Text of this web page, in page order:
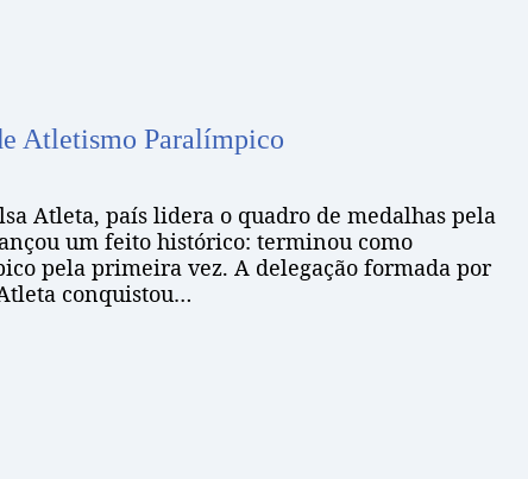
Atletismo Paralímpico
Atleta, país lidera o quadro de medalhas pela
um feito histórico: terminou como
pela primeira vez. A delegação formada por
conquistou…